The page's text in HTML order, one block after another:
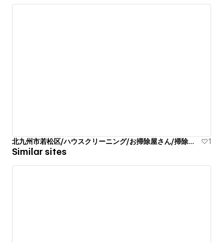
北九州市若松区/ハウスクリーニング/お掃除屋さん/掃除代行業者 1
Similar sites